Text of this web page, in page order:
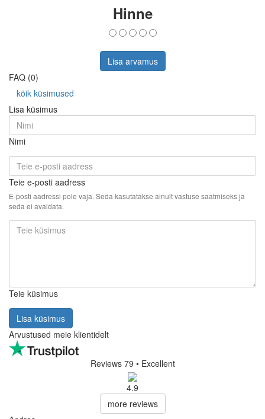
Hinne
Lisa arvamus
FAQ (0)
kõik küsimused
Lisa küsimus
Nimi
Teie e-posti aadress
E-posti aadressi pole vaja. Seda kasutatakse ainult vastuse saatmiseks ja
seda ei avaldata.
Teie küsimus
Lisa küsimus
Arvustused meie klientidelt
Reviews 79 • Excellent
4.9
more reviews